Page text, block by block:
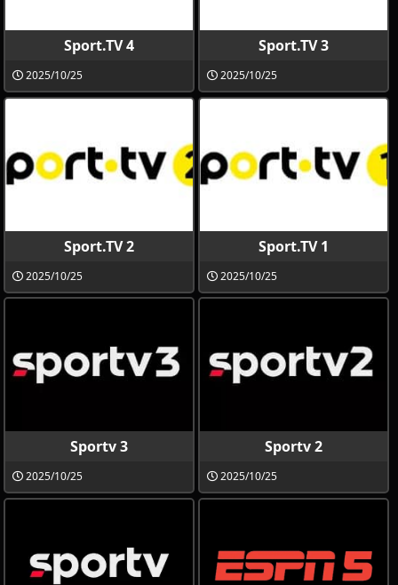
Sport.TV 4
2025/10/25
Sport.TV 3
2025/10/25
Sport.TV 2
2025/10/25
Sport.TV 1
2025/10/25
Sportv 3
2025/10/25
Sportv 2
2025/10/25